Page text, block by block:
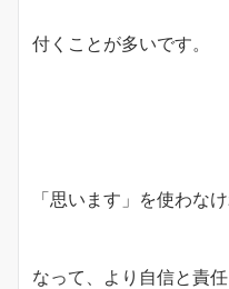
付くことが多いです。
「思います」を使わな
なって、より自信と責